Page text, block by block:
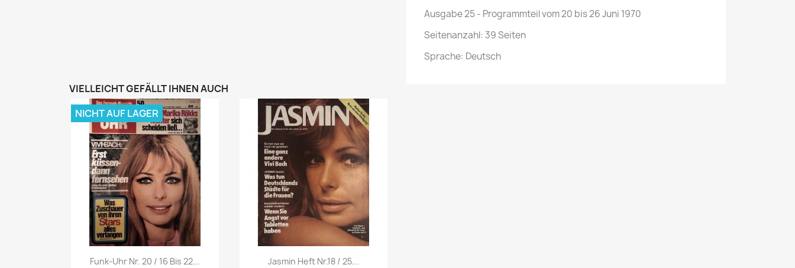
Ausgabe 25 - Programmteil vom 20 bis 26 Juni 1970
Seitenanzahl: 39 Seiten
Sprache: Deutsch
VIELLEICHT GEFÄLLT IHNEN AUCH
Vorschau
Funk-Uhr Nr. 20 / 16 Bis 22...
NICHT AUF LAGER
 Vorschau
Jasmin Heft Nr.18 / 25...